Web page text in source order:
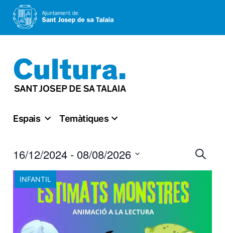
al
contingut
Espais Temàtiques
Cerca
16/12/2024 - 08/08/2026
Select
date.
INFANTIL